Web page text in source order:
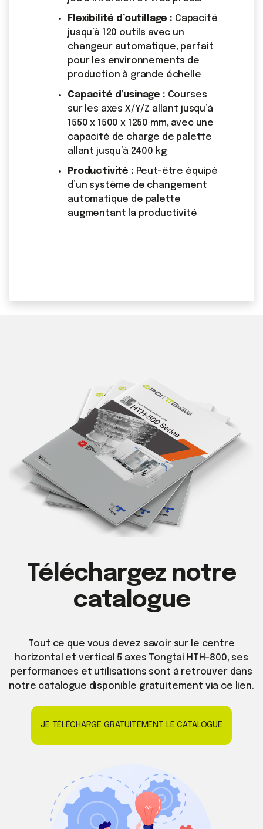
Flexibilité d’outillage : Capacité
jusqu’à 120 outils avec un
changeur automatique, parfait
pour les environnements de
production à grande échelle
Capacité d’usinage : Courses
sur les axes X/Y/Z allant jusqu’à
1550 x 1500 x 1250 mm, avec une
capacité de charge de palette
allant jusqu’à 2400 kg
Productivité : Peut-être équipé
d’un système de changement
automatique de palette
augmentant la productivité
Téléchargez notre
catalogue
Tout ce que vous devez savoir sur le centre
horizontal et vertical 5 axes Tongtai HTH-800, ses
performances et utilisations sont à retrouver dans
notre catalogue disponible gratuitement via ce lien.
JE TÉLÉCHARGE GRATUITEMENT LE CATALOGUE